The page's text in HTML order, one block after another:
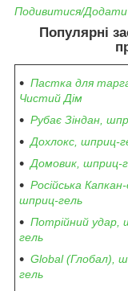
Подивитися/Додати
Популярні
Пастка для
Чистий Дім
Рубає Зіндан,
Дохлокс, шприц-
Домовик, шприц-
Російська
шприц-гель
Потрійний удар,
гель
Global (Глобал),
гель